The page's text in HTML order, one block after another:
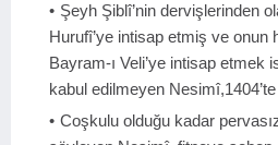
Şeyh Şiblî’nin dervişlerinden
Hurufî’ye intisap etmiş ve onun
Bayram-ı Veli’ye intisap etmek
kabul edilmeyen
Coşkulu olduğu kadar